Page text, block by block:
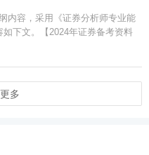
内容，采用《证券分析师专业能
下文。【2024年证券备考资料
东卡】【考点速记】...
多